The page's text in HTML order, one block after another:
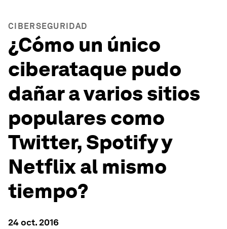
CIBERSEGURIDAD
¿Cómo un único
ciberataque pudo
dañar a varios sitios
populares como
Twitter, Spotify y
Netflix al mismo
tiempo?
24 oct. 2016